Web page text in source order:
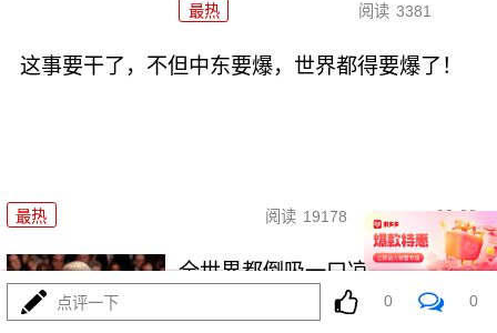
最热 阅读 3381
这事要干了，不但中东要爆，世界都得要爆了！
最热 阅读 19178 08-02
全世界都倒吸一口凉气，特朗普
却在家偷偷P图？
点评一下 0 0